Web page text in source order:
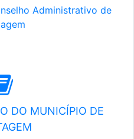
Administrativo de
DO MUNICÍPIO DE